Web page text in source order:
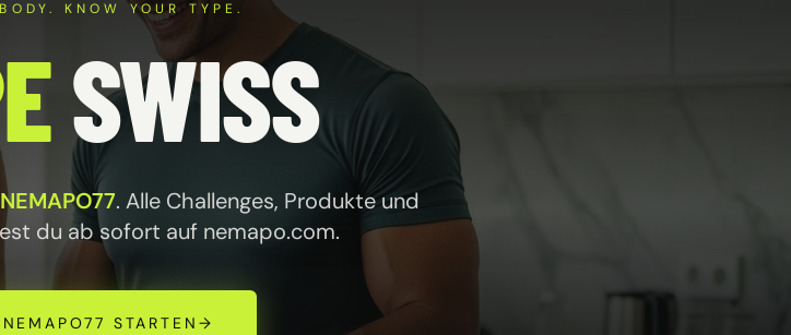
KNOW YOUR TYPE.
SWISS
NEMAPO77. Alle Challenges, Produkte und
du ab sofort auf nemapo.com.
STARTEN →